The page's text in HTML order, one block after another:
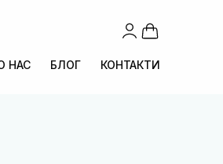
НАС БЛОГ КОНТАКТИ